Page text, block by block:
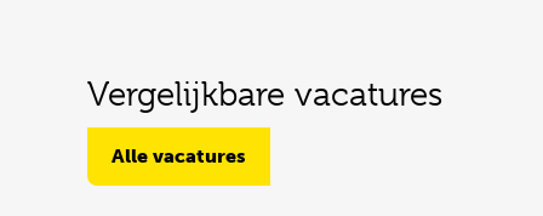
Vergelijkbare vacatures
Alle vacatures